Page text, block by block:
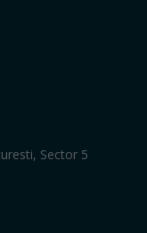
Sector 5